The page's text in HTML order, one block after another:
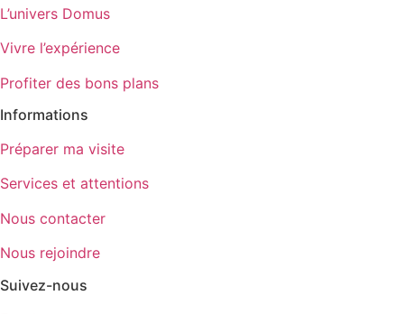
L’univers Domus
Vivre l’expérience
Profiter des bons plans
Informations
Préparer ma visite
Services et attentions
Nous contacter
Nous rejoindre
Suivez-nous